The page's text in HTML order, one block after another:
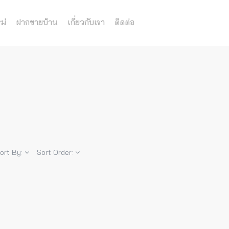
ฝากขายบ้าน เกี่ยวกับเรา ติดต่อ
By: Sort Order: